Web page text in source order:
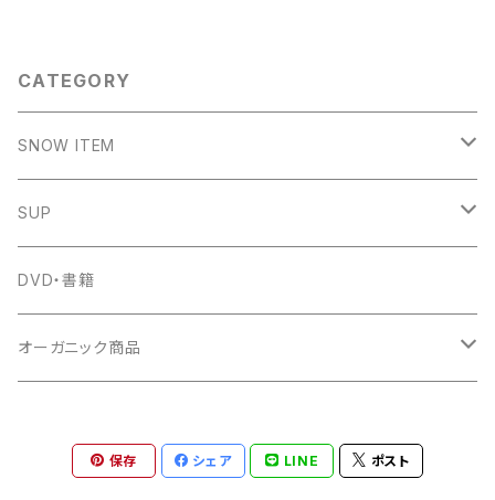
CATEGORY
SNOW ITEM
SNOW SHAPER
KOSSYMIX SNOWSURF WAX
SUP
C4 WATERMAN
KOKUA
DVD・書籍
オーガニック商品
ZEN NUTRITION
保存 シェア LINE ポスト